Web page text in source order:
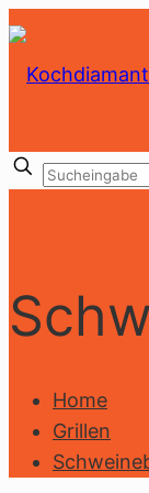
Home
Grillen